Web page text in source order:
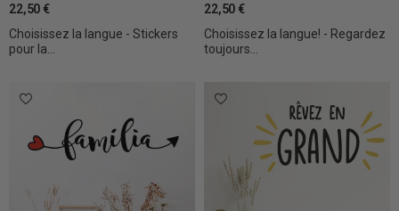
Choisissez la langue - Stickers
pour la...
22,50 €
Choisissez la langue! - Regardez
toujours...
22,50 €